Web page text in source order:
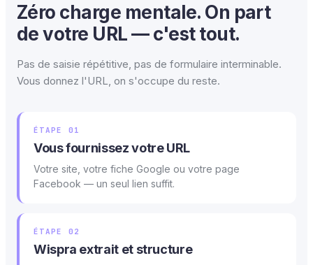
Zéro charge mentale. On part
de votre URL — c'est tout.
Pas de saisie répétitive, pas de formulaire interminable.
Vous donnez l'URL, on s'occupe du reste.
ÉTAPE 01
Vous fournissez votre URL
Votre site, votre fiche Google ou votre page
Facebook — un seul lien suffit.
ÉTAPE 02
Wispra extrait et structure